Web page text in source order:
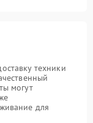
техники
могут
для